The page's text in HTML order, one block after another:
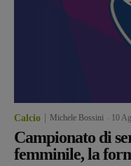
Calcio Michele Bossini 10
Campionato di
femminile, la